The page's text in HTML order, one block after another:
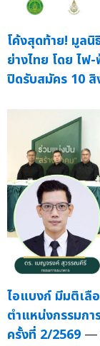
โค้งสุดท้าย! มูลนิ
ย่างไทย โดย ไฟ
ปิดรับสมัคร 10
ไอแบงก์ มีมติเลื
ตำแหน่งกรรมกา
ครั้งที่ 2/2569 —